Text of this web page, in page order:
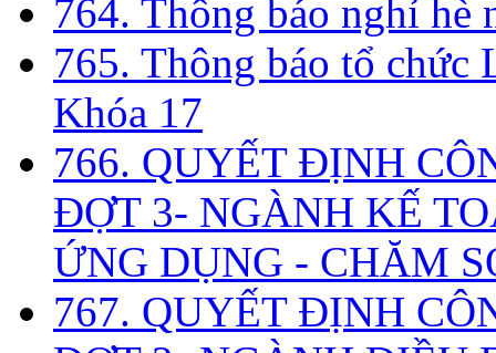
764. Thông báo nghỉ hè
765. Thông báo tổ chức
Khóa 17
766. QUYẾT ĐỊNH
ĐỢT 3- NGÀNH KẾ
ỨNG DỤNG - CHĂM
767. QUYẾT ĐỊNH